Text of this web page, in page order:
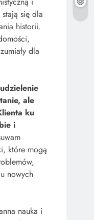
się dla
historii.
dla
ale
ku
i
które mogą
nowych
nauka i